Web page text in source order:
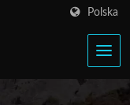
Polska